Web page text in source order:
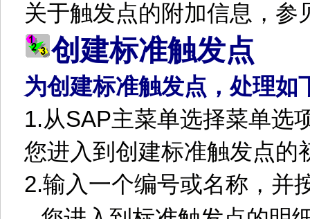
关于触发点的附加信息，参
创建标准触发点
为创建标准触发点，处理如
1.从SAP主菜单选择菜单选
您进入到创建标准触发点的
2.输入一个编号或名称，并